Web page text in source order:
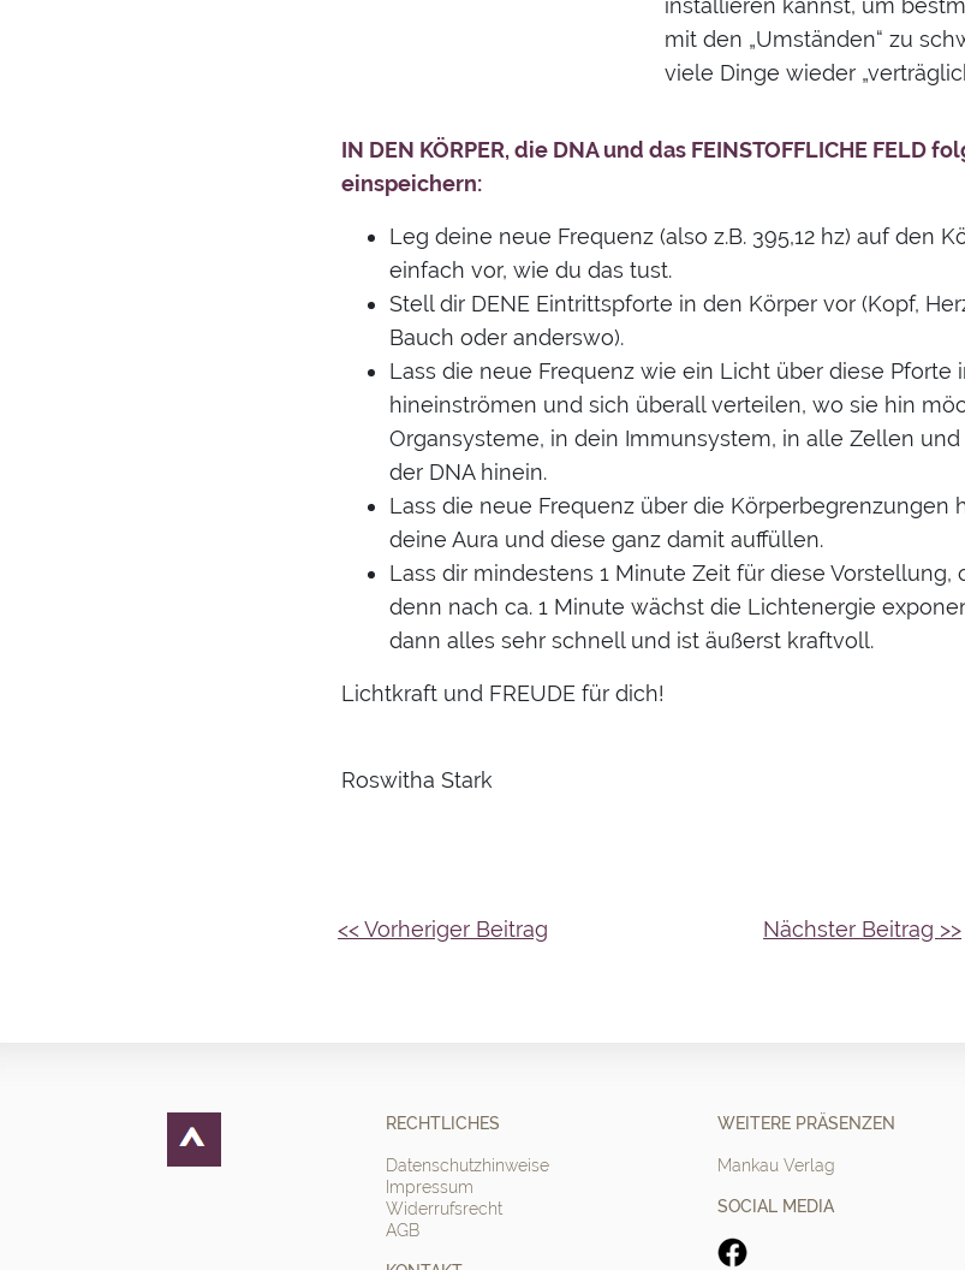
installieren kannst, um
mit den „Umständen“ zu
viele Dinge wieder
IN DEN KÖRPER, die DNA und das FEINSTOFFLICHE FELD
einspeichern:
Leg deine neue Frequenz (also z.B. 395,12 hz) auf den
einfach vor, wie du das tust.
Stell dir DENE Eintrittspforte in den Körper vor (Kopf,
Bauch oder anderswo).
Lass die neue Frequenz wie ein Licht über diese Pforte
hineinströmen und sich überall verteilen, wo sie hin
Organsysteme, in dein Immunsystem, in alle Zellen
der DNA hinein.
Lass die neue Frequenz über die Körperbegrenzungen
deine Aura und diese ganz damit auffüllen.
Lass dir mindestens 1 Minute Zeit für diese Vorstellung,
denn nach ca. 1 Minute wächst die Lichtenergie
dann alles sehr schnell und ist äußerst kraftvoll.
Lichtkraft und FREUDE für dich!
Roswitha Stark
Beitragsnavigation<< Vorheriger Beitrag Nächster Beitrag >>
RECHTLICHES
Datenschutzhinweise
Impressum
Widerrufsrecht
AGB
WEITERE PRÄSENZEN
Mankau Verlag
SOCIAL MEDIA